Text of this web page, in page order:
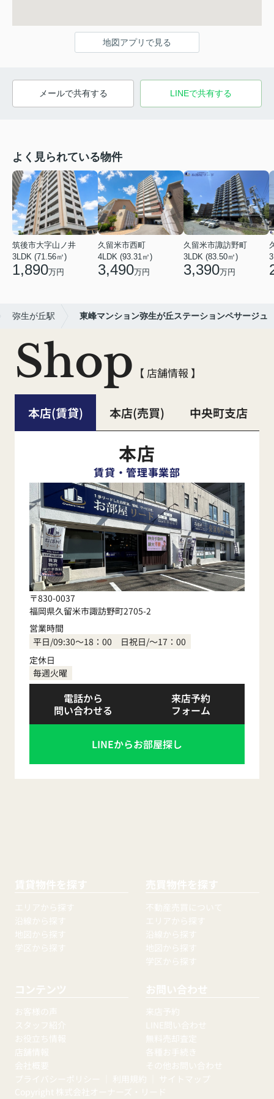
地図アプリで見る
メールで共有する LINEで共有する
よく見られている物件
筑後市大字山ノ井
3LDK (71.56㎡)
1,890万円
久留米市西町
4LDK (93.31㎡)
3,490万円
久留米市諏訪野町
3LDK (83.50㎡)
3,390万円
弥生が丘駅 東峰マンション弥生が丘ステーションペサージュ
Shop 【 店舗情報 】
本店(賃貸) 本店(売買) 中央町支店
本店
賃貸・管理事業部
〒830-0037
福岡県久留米市諏訪野町2705-2
営業時間
平日/09:30～18：00 日祝日/～17：00
定休日
毎週火曜
電話から
問い合わせる
来店予約
フォーム
LINEからお部屋探し
賃貸物件を探す
エリアから探す
沿線から探す
地図から探す
学区から探す
売買物件を探す
不動産売買について
エリアから探す
沿線から探す
地図から探す
学区から探す
コンテンツ
お客様の声
スタッフ紹介
お役立ち情報
店舗情報
会社概要
お問い合わせ
来店予約
LINE問い合わせ
無料売却査定
各種お手続き
その他お問い合わせ
プライバシーポリシー
利用規約
サイトマップ
Copyright 株式会社オーナーズ・リード